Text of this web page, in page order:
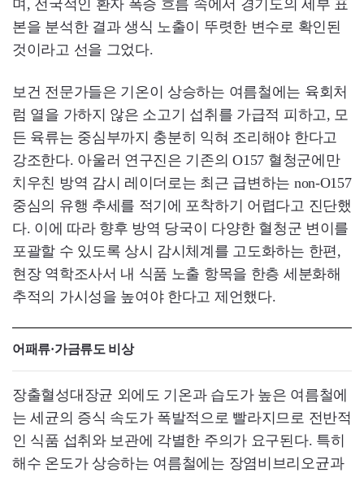
며, 전국적인 환자 폭증 흐름 속에서 경기도의 세부 표
본을 분석한 결과 생식 노출이 뚜렷한 변수로 확인된
것이라고 선을 그었다.
보건 전문가들은 기온이 상승하는 여름철에는 육회처
럼 열을 가하지 않은 소고기 섭취를 가급적 피하고, 모
든 육류는 중심부까지 충분히 익혀 조리해야 한다고
강조한다. 아울러 연구진은 기존의 O157 혈청군에만
치우친 방역 감시 레이더로는 최근 급변하는 non-O157
중심의 유행 추세를 적기에 포착하기 어렵다고 진단했
다. 이에 따라 향후 방역 당국이 다양한 혈청군 변이를
포괄할 수 있도록 상시 감시체계를 고도화하는 한편,
현장 역학조사서 내 식품 노출 항목을 한층 세분화해
추적의 가시성을 높여야 한다고 제언했다.
어패류·가금류도 비상
장출혈성대장균 외에도 기온과 습도가 높은 여름철에
는 세균의 증식 속도가 폭발적으로 빨라지므로 전반적
인 식품 섭취와 보관에 각별한 주의가 요구된다. 특히
해수 온도가 상승하는 여름철에는 장염비브리오균과